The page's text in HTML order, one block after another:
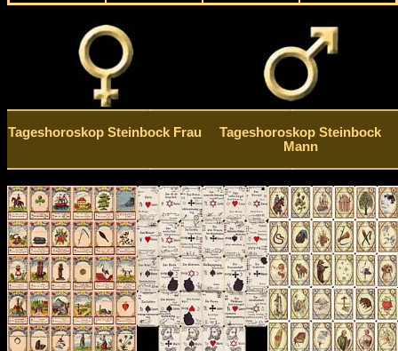
Tageshoroskop Steinbock Frau
Tageshoroskop Steinbock
Mann